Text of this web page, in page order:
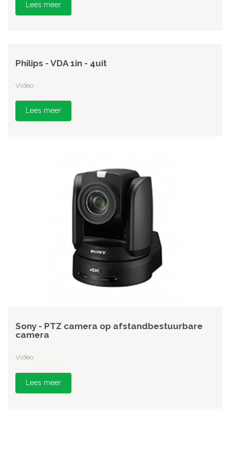
Lees meer
Philips - VDA 1in - 4uit
Video
Lees meer
Sony - PTZ camera op afstandbestuurbare
camera
Video
Lees meer